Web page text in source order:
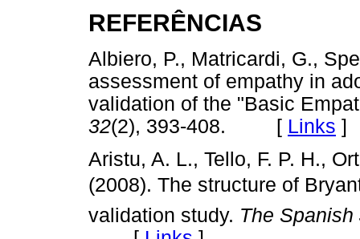
REFERÊNCIAS
Albiero, P., Matricardi, G.,
assessment of empathy in
validation of the "Basic
32(2), 393-408. [ Links ]
Aristu, A. L., Tello, F. P. H.,
(2008). The structure of
validation study. The